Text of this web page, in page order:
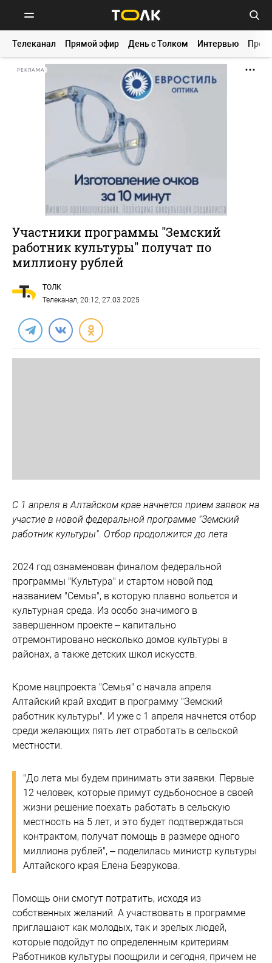
Телеканал Прямой эфир День с Толком Интервью
РЕКЛАМА
Участники программы "Земский
работник культуры" получат по
миллиону рублей
ТОЛК
Телеканал, 20:12, 27.03.2025
С 1 апреля в Алтайском крае начнется прием заявок на
участие в новой федеральной программе "Земский
работник культуры". Отбор продолжится до лета
2024 год ознаменован финалом федеральной
программы "Культура" и стартом новой под
названием "Семья", в которую плавно вольется и
культурная среда. Из особо значимого в
завершенном проекте – капитально
отремонтировано несколько домов культуры в
районах, а также детских школ искусств.
Кроме нацпроекта "Семья" с начала апреля
Алтайский край входит в программу "Земский
работник культуры". И уже с 1 апреля начнется отбор
среди желающих пять лет отработать в сельской
местности.
"До лета мы будем принимать эти заявки. Первые
12 человек, которые примут судьбоносное в своей
жизни решение поехать работать в сельскую
местность на 5 лет, и это будет подтверждаться
контрактом, получат помощь в размере одного
миллиона рублей", – поделилась министр культуры
Алтайского края Елена Безрукова.
Помощь они смогут потратить, исходя из
собственных желаний. А участвовать в программе
приглашают как молодых, так и зрелых людей,
которые подойдут по определенным критериям.
Работников культуры поощрили и сегодня, причем не